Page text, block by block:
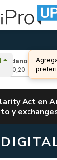
(-1,36%)
ALERTA
Act en
y